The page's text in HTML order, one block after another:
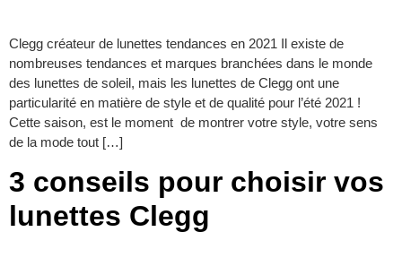
Clegg créateur de lunettes tendances en 2021 Il existe de
nombreuses tendances et marques branchées dans le monde
des lunettes de soleil, mais les lunettes de Clegg ont une
particularité en matière de style et de qualité pour l’été 2021 !
Cette saison, est le moment de montrer votre style, votre sens
de la mode tout […]
3 conseils pour choisir vos
lunettes Clegg